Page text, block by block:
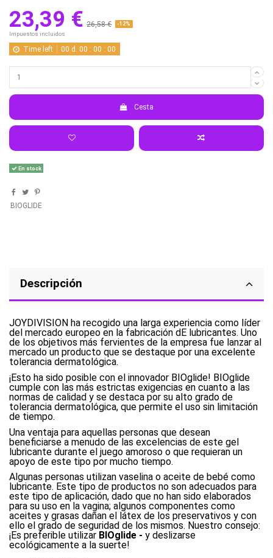
23,39 € 26,58 € -12%
Impuestos incluidos
Time left 00 d. 00 :00 :00
Cesta
En stock
BIOGLIDE
Descripción
JOYDIVISION ha recogido una larga experiencia como líder
del mercado europeo en la fabricación dE lubricantes. Uno
de los objetivos más fervientes de la empresa fue lanzar al
mercado un producto que se destaque por una excelente
tolerancia dermatológica.
¡Esto ha sido posible con el innovador BIOglide! BIOglide
cumple con las más estrictas exigencias en cuanto a las
normas de calidad y se destaca por su alto grado de
tolerancia dermatológica, que permite el uso sin limitación
de tiempo.
Una ventaja para aquellas personas que desean
beneficiarse a menudo de las excelencias de este gel
lubricante durante el juego amoroso o que requieran un
apoyo de este tipo por mucho tiempo.
Algunas personas utilizan vaselina o aceite de bebé como
lubricante. Este tipo de productos no son adecuados para
este tipo de aplicación, dado que no han sido elaborados
para su uso en la vagina; algunos componentes como
aceites y grasas dañan el látex de los preservativos y con
ello el grado de seguridad de los mismos. Nuestro consejo:
¡Es preferible utilizar BIOglide - y deslizarse
ecológicamente a la suerte!